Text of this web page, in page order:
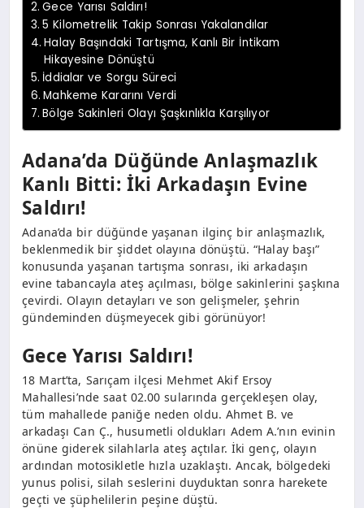
Gece Yarısı Saldırı!
5 Kilometrelik Takip Sonrası Yakalandılar
Halay Başındaki Tartışma, Kanlı Bir İntikam
Hikayesine Dönüştü
İddialar ve Sorgu Süreci
Mahkeme Kararını Verdi
Bölge Sakinleri Olayı Şaşkınlıkla Karşılıyor
Adana’da Düğünde Anlaşmazlık
Kanlı Bitti: İki Arkadaşın Evine
Saldırı!
Adana’da bir düğünde yaşanan ilginç bir anlaşmazlık,
beklenmedik bir şiddet olayına dönüştü. “Halay başı”
konusunda yaşanan tartışma sonrası, iki arkadaşın
evine tabancayla ateş açılması, bölge sakinlerini şaşkına
çevirdi. Olayın detayları ve son gelişmeler, şehrin
gündeminden düşmeyecek gibi görünüyor!
Gece Yarısı Saldırı!
18 Mart’ta, Sarıçam ilçesi Mehmet Akif Ersoy
Mahallesi’nde saat 02.00 sularında gerçekleşen olay,
tüm mahallede paniğe neden oldu. Ahmet B. ve
arkadaşı Can Ç., husumetli oldukları Adem A.’nın evinin
önüne giderek silahlarla ateş açtılar. İki genç, olayın
ardından motosikletle hızla uzaklaştı. Ancak, bölgedeki
yunus polisi, silah seslerini duyduktan sonra harekete
geçti ve şüphelilerin peşine düştü.